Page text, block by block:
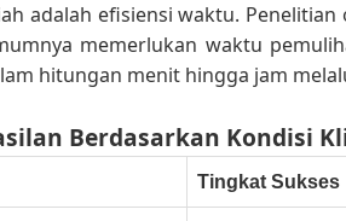
adalah efisiensi waktu.
memerlukan waktu
hitungan menit hingga jam
Berdasarkan Kondisi
Tingkat Sukses